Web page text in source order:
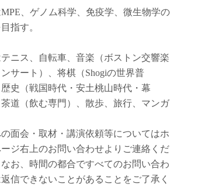
MPE、ゲノム科学、免疫学、微生物学の
指す。
ニス、自転車、音楽（ボストン交響楽
サート）、将棋（Shogiの世界普
史（戦国時代・安土桃山時代・幕
道（飲む専門）、散歩、旅行、マンガ
の面会・取材・講演依頼等についてはホ
ジ右上のお問い合わせよりご連絡くだ
お、時間の都合ですべてのお問い合わ
信できないことがあることをご了承く